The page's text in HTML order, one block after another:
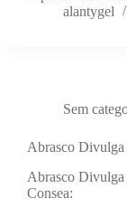
alantygel
Sem
Abrasco Divulga
Abrasco Divulga
Consea: